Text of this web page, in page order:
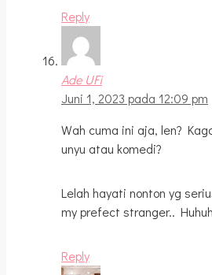
Reply
Ade UFi
Juni 1, 2023 pada 12:09 pm
Wah cuma ini aja, len?
unyu atau komedi?
Lelah hayati nonton yg
my prefect stranger..
Reply